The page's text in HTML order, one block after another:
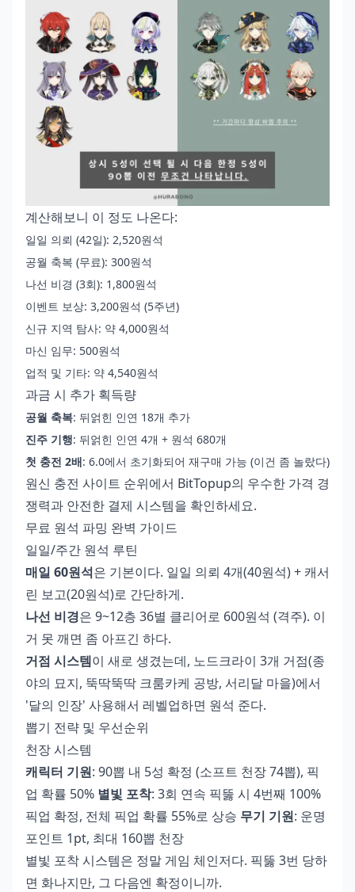
계산해보니 이 정도 나온다:
일일 의뢰 (42일): 2,520원석
공월 축복 (무료): 300원석
나선 비경 (3회): 1,800원석
이벤트 보상: 3,200원석 (5주년)
신규 지역 탐사: 약 4,000원석
마신 임무: 500원석
업적 및 기타: 약 4,540원석
과금 시 추가 획득량
공월 축복: 뒤얽힌 인연 18개 추가
진주 기행: 뒤얽힌 인연 4개 + 원석 680개
첫 충전 2배: 6.0에서 초기화되어 재구매 가능 (이건 좀 놀랐다)
원신 충전 사이트 순위에서 BitTopup의 우수한 가격 경
쟁력과 안전한 결제 시스템을 확인하세요.
무료 원석 파밍 완벽 가이드
일일/주간 원석 루틴
매일 60원석은 기본이다. 일일 의뢰 4개(40원석) + 캐서
린 보고(20원석)로 간단하게.
나선 비경은 9~12층 36별 클리어로 600원석 (격주). 이
거 못 깨면 좀 아프긴 하다.
거점 시스템이 새로 생겼는데, 노드크라이 3개 거점(종
야의 묘지, 뚝딱뚝딱 크룸카케 공방, 서리달 마을)에서
'달의 인장' 사용해서 레벨업하면 원석 준다.
뽑기 전략 및 우선순위
천장 시스템
캐릭터 기원: 90뽑 내 5성 확정 (소프트 천장 74뽑), 픽
업 확률 50% 별빛 포착: 3회 연속 픽뚫 시 4번째 100%
픽업 확정, 전체 픽업 확률 55%로 상승 무기 기원: 운명
포인트 1pt, 최대 160뽑 천장
별빛 포착 시스템은 정말 게임 체인저다. 픽뚫 3번 당하
면 화나지만, 그 다음엔 확정이니까.